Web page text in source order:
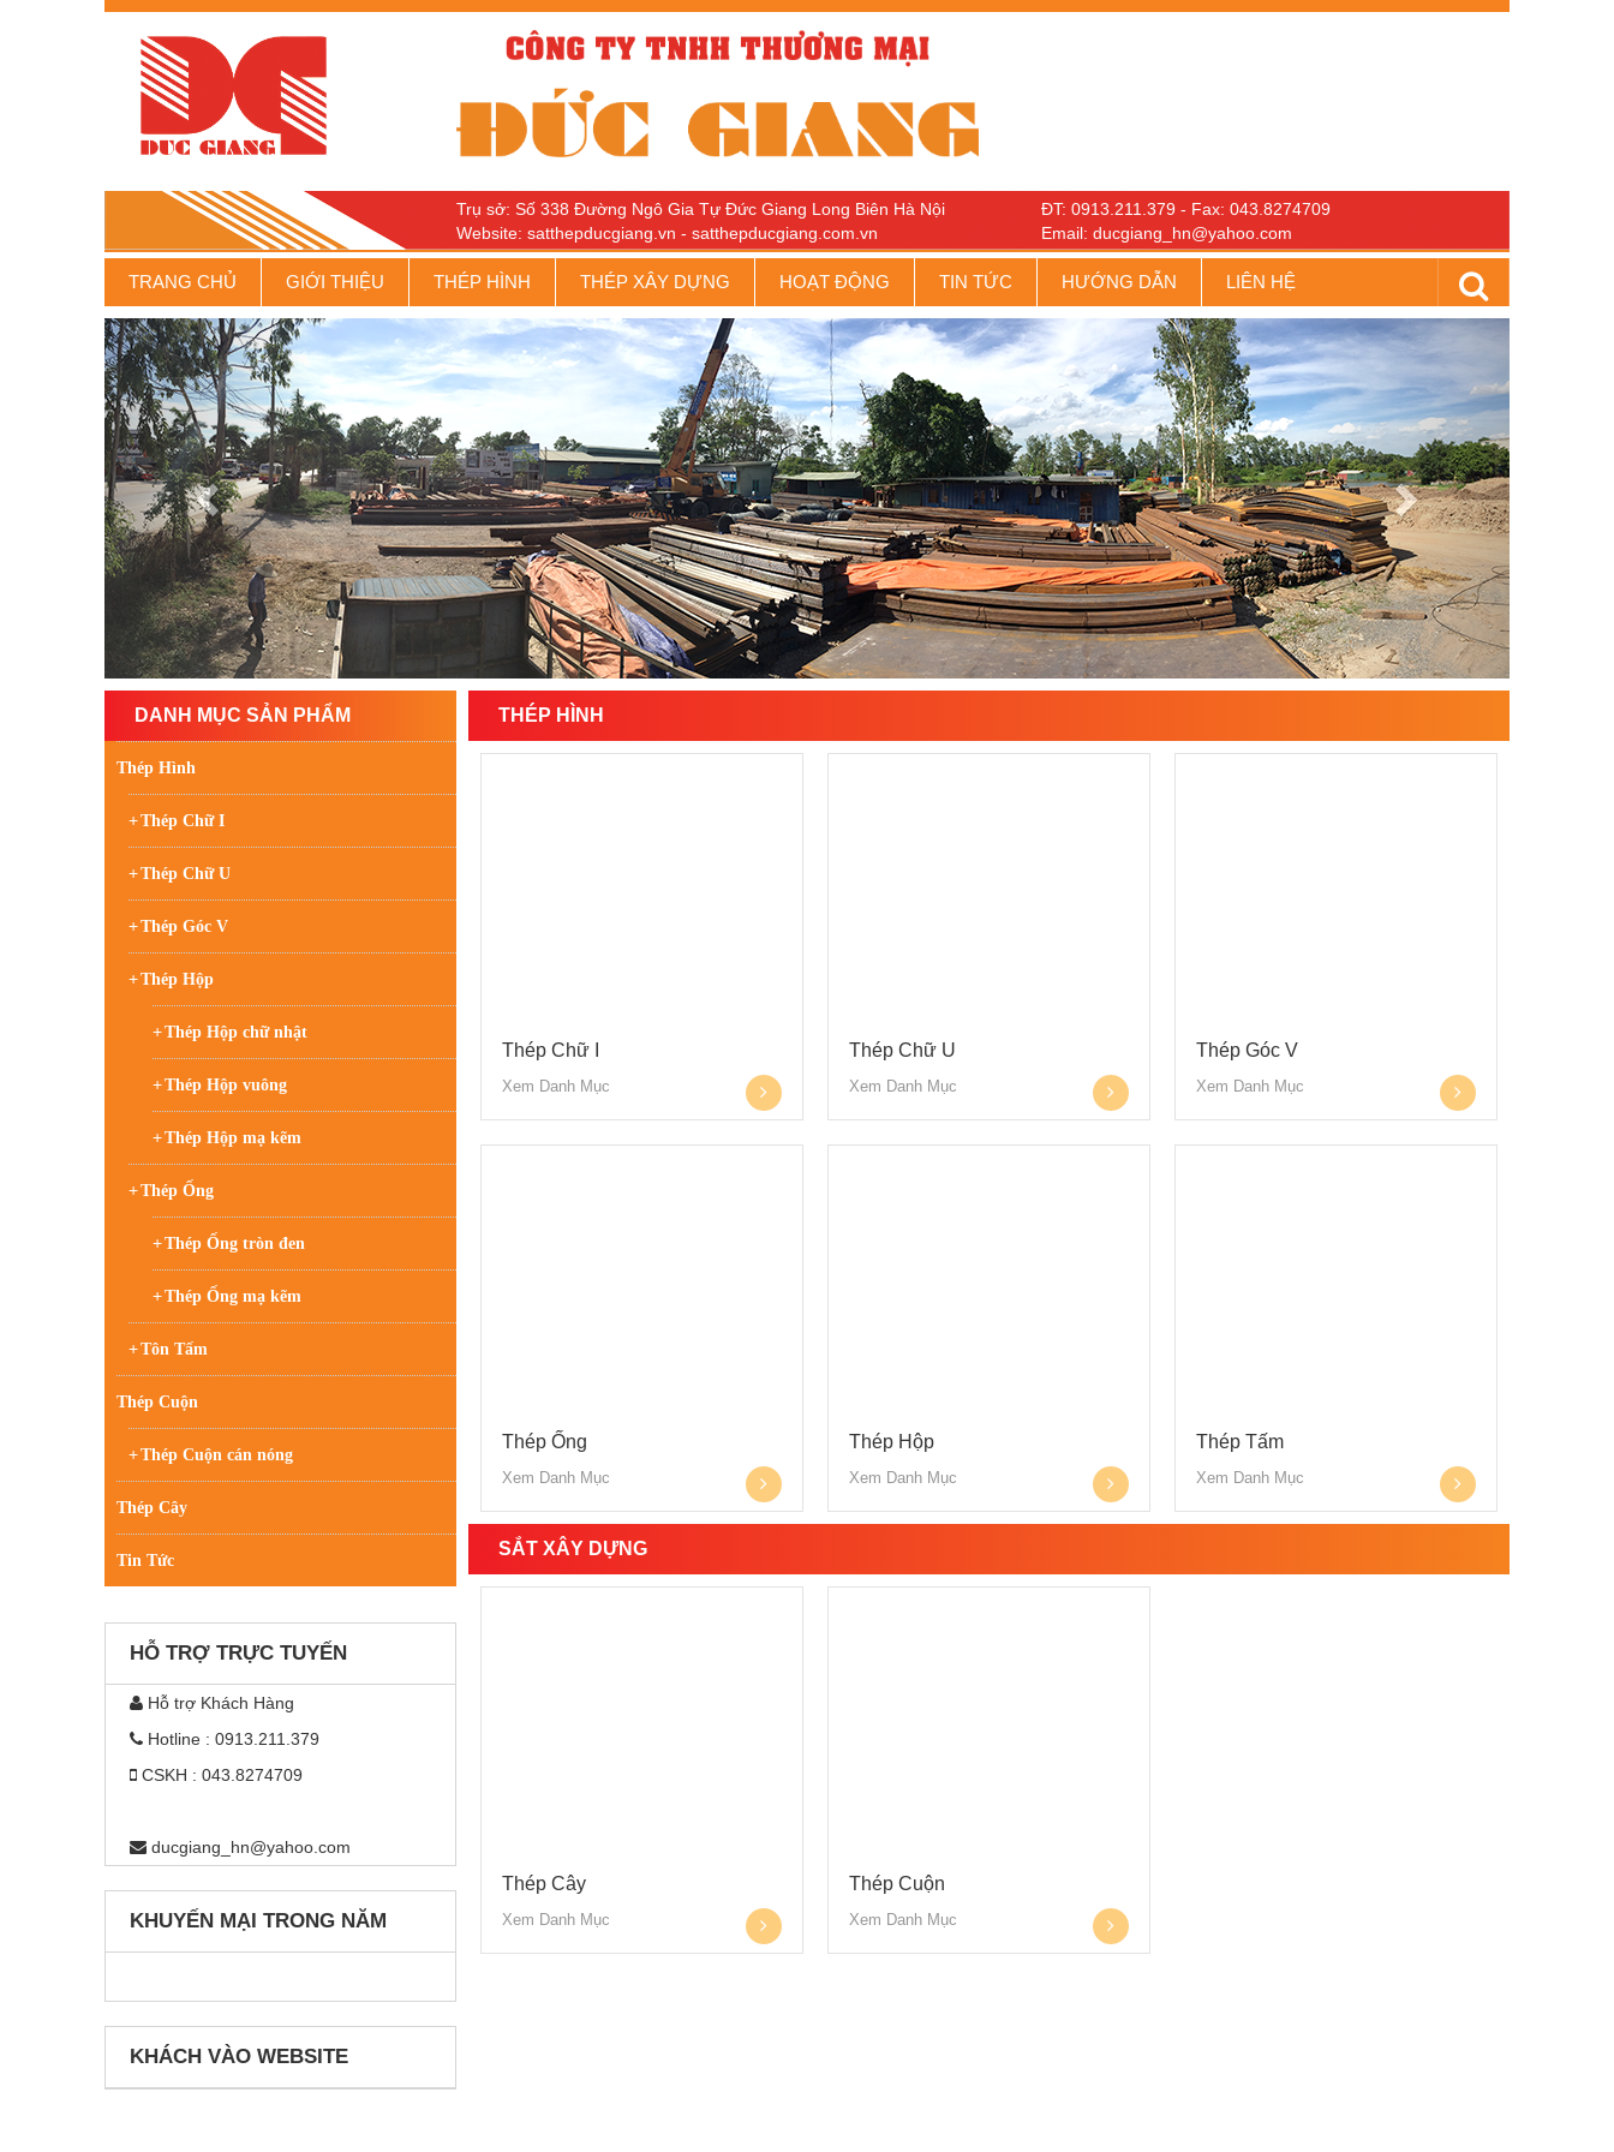
Trụ sở: Số 338 Đường Ngô Gia Tự Đức Giang Long Biên Hà Nội
Website: satthepducgiang.vn - satthepducgiang.com.vn
ĐT: 0913.211.379 - Fax: 043.8274709
Email: ducgiang_hn@yahoo.com
TRANG CHỦ GIỚI THIỆU THÉP HÌNH THÉP XÂY DỰNG HOẠT ĐỘNG TIN TỨC HƯỚNG DẪN LIÊN HỆ
DANH MỤC SẢN PHẨM
Thép Hình
Thép Chữ I
Thép Chữ U
Thép Góc V
Thép Hộp
Thép Hộp chữ nhật
Thép Hộp vuông
Thép Hộp mạ kẽm
Thép Ống
Thép Ống tròn đen
Thép Ống mạ kẽm
Tôn Tấm
Thép Cuộn
Thép Cuộn cán nóng
Thép Cây
Tin Tức
HỖ TRỢ TRỰC TUYẾN
Hỗ trợ Khách Hàng
Hotline : 0913.211.379
CSKH : 043.8274709
ducgiang_hn@yahoo.com
KHUYẾN MẠI TRONG NĂM
KHÁCH VÀO WEBSITE
THÉP HÌNH
Thép Chữ I
Xem Danh Mục
Thép Chữ U
Xem Danh Mục
Thép Góc V
Xem Danh Mục
Thép Ống
Xem Danh Mục
Thép Hộp
Xem Danh Mục
Thép Tấm
Xem Danh Mục
SẮT XÂY DỰNG
Thép Cây
Xem Danh Mục
Thép Cuộn
Xem Danh Mục